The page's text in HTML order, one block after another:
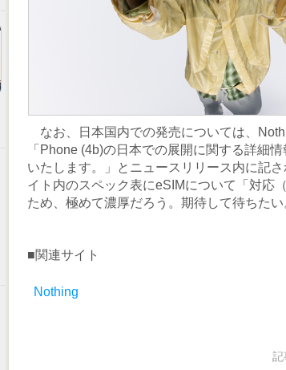
なお、日本国内での発売については、
「Phone (4b)の日本での展開に関する詳細
いたします。」とニュースリリース内に記
イト内のスペック表にeSIMについて「対応
ため、極めて濃厚だろう。期待して待ちたい
■関連サイト
Nothing
記